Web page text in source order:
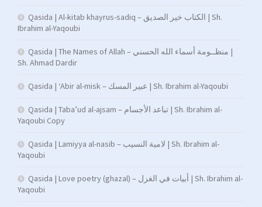
Qasida | Al-kitab khayrus-sadiq – الكتاب خير الصديق | Sh.
Ibrahim al-Yaqoubi
Qasida | The Names of Allah – منظــومة أسماء الله الحسني |
Sh. Ahmad Dardir
Qasida | ‘Abir al-misk – عبير المسك | Sh. Ibrahim al-Yaqoubi
Qasida | Taba’ud al-ajsam – تباعد الأجسام | Sh. Ibrahim al-
Yaqoubi Copy
Qasida | Lamiyya al-nasib – لامية النسيب | Sh. Ibrahim al-
Yaqoubi
Qasida | Love poetry (ghazal) – أبيات في الغزل | Sh. Ibrahim al-
Yaqoubi